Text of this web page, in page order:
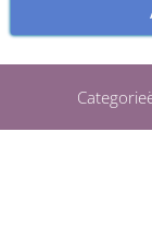
Copyright